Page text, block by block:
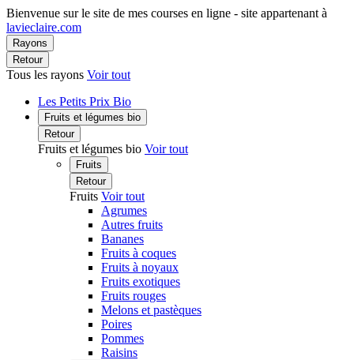
Bienvenue sur le site de mes courses en ligne - site appartenant à
lavieclaire.com
Rayons
Retour
Tous les rayons Voir tout
Les Petits Prix Bio
Fruits et légumes bio
Retour
Fruits et légumes bio Voir tout
Fruits
Retour
Fruits Voir tout
Agrumes
Autres fruits
Bananes
Fruits à coques
Fruits à noyaux
Fruits exotiques
Fruits rouges
Melons et pastèques
Poires
Pommes
Raisins